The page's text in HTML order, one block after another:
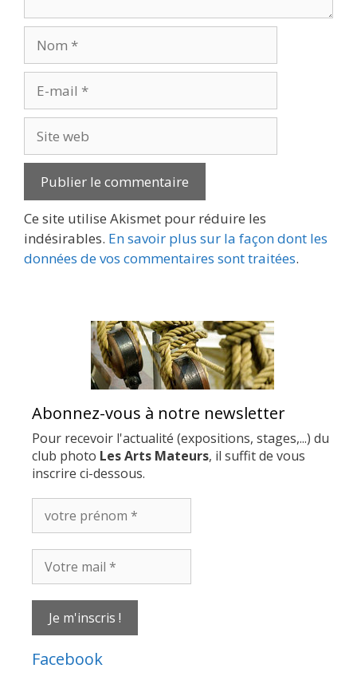
mail
web
Ce site utilise Akismet pour réduire les
indésirables. En savoir plus sur la façon dont les
données de vos commentaires sont traitées.
Abonnez-vous à notre newsletter
Pour recevoir l'actualité (expositions, stages,...) du
club photo Les Arts Mateurs, il suffit de vous
inscrire ci-dessous.
prénom
mail
Facebook